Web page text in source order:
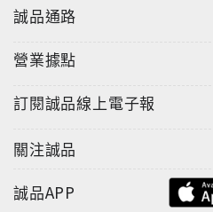
處處發人深省，呈現薩依德思
進一步證明，作為廿世紀最具
者之一，他實至名歸。
樂，本身具有鋼琴演奏家的水
擁有激情，《音樂的極境》
評論，他以專業樂評家的角
誠品通路
營業據點
訂閱誠品線上電子報
關注誠品
誠品APP